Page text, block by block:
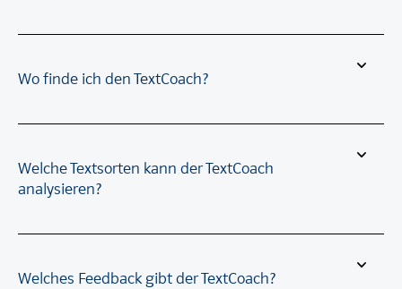
Wo finde ich den TextCoach?
Welche Textsorten kann der TextCoach
analysieren?
Welches Feedback gibt der TextCoach?